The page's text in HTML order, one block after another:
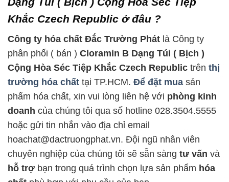
Khắc Czech Republic ở đâu ?
Công ty hóa chất Đắc Trường Phát là Công ty
phân phối ( bán ) Cloramin B Dạng Túi ( Bịch )
Cộng Hòa Séc Tiệp Khắc Czech Republic trên thị
trường hóa chất tại TP.HCM. Để đặt mua sản
phẩm hóa chất, xin vui lòng liên hệ với phòng kinh
doanh của chúng tôi qua số hotline 028.3504.5555
hoặc gửi tin nhắn vào địa chỉ email
hoachat@dactruongphat.vn. Đội ngũ nhân viên
chuyên nghiệp của chúng tôi sẽ sẵn sàng tư vấn và
hỗ trợ bạn trong quá trình chọn lựa sản phẩm hóa